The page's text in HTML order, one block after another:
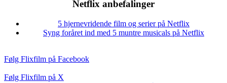
Netflix anbefalinger
5 hjernevridende film og serier på Netflix
Syng foråret ind med 5 muntre musicals på Netflix
Følg Flixfilm på Facebook
Følg Flixfilm på X